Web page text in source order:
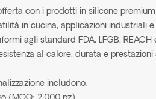
con i prodotti in silicone
in cucina, applicazioni industriali
agli standard FDA, LFGB,
al calore, durata e prestazioni
includono: